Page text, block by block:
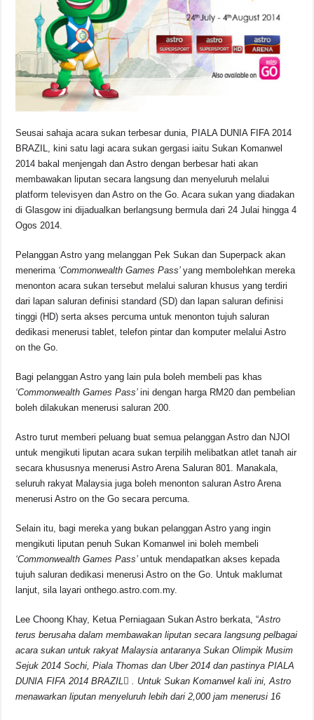
o
o
k
p
p
s
n
k
Seusai sahaja acara sukan terbesar dunia, PIALA DUNIA FIFA 2014
BRAZIL, kini satu lagi acara sukan gergasi iaitu Sukan Komanwel
2014 bakal menjengah dan Astro dengan berbesar hati akan
membawakan liputan secara langsung dan menyeluruh melalui
platform televisyen dan Astro on the Go. Acara sukan yang diadakan
di Glasgow ini dijadualkan berlangsung bermula dari 24 Julai hingga 4
Ogos 2014.
Pelanggan Astro yang melanggan Pek Sukan dan Superpack akan
menerima ‘Commonwealth Games Pass’yang membolehkan mereka
menonton acara sukan tersebut melalui saluran khusus yang terdiri
dari lapan saluran definisi standard (SD) dan lapan saluran definisi
tinggi (HD) serta akses percuma untuk menonton tujuh saluran
dedikasi menerusi tablet, telefon pintar dan komputer melalui Astro
on the Go.
Bagi pelanggan Astro yang lain pula boleh membeli pas khas
‘Commonwealth Games Pass’ini dengan harga RM20 dan pembelian
boleh dilakukan menerusi saluran 200.
Astro turut memberi peluang buat semua pelanggan Astro dan NJOI
untuk mengikuti liputan acara sukan terpilih melibatkan atlet tanah air
secara khususnya menerusi Astro Arena Saluran 801. Manakala,
seluruh rakyat Malaysia juga boleh menonton saluran Astro Arena
menerusi Astro on the Go secara percuma.
Selain itu, bagi mereka yang bukan pelanggan Astro yang ingin
mengikuti liputan penuh Sukan Komanwel ini boleh membeli
‘Commonwealth Games Pass’untuk mendapatkan akses kepada
tujuh saluran dedikasi menerusi Astro on the Go. Untuk maklumat
lanjut, sila layari onthego.astro.com.my.
Lee Choong Khay, Ketua Perniagaan Sukan Astro berkata, “Astro
terus berusaha dalam membawakan liputan secara langsung pelbagai
acara sukan untuk rakyat Malaysia antaranya Sukan Olimpik Musim
Sejuk 2014 Sochi, Piala Thomas dan Uber 2014 dan pastinya PIALA
DUNIA FIFA 2014 BRAZIL. Untuk Sukan Komanwel kali ini, Astro
menawarkan liputan menyeluruh lebih dari 2,000 jam menerusi 16